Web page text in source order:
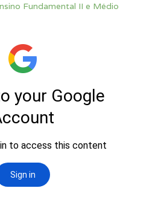
Fundamental II e Médio